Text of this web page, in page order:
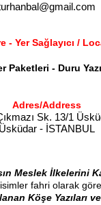
- Yer Sağlayıcı / L
Paketleri - Duru
Adres/Address
Sk. 13/1
Üsküdar - İSTANBUL
Meslek İlkelerini
fahri olarak
Köşe Yazıları